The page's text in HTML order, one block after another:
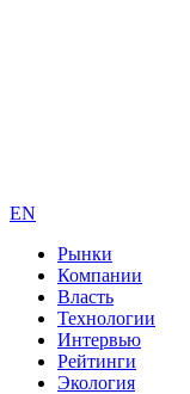
EN
Рынки
Компании
Власть
Технологии
Интервью
Рейтинги
Экология